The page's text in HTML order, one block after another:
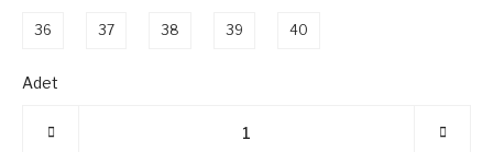
36 37 38 39 40
Adet